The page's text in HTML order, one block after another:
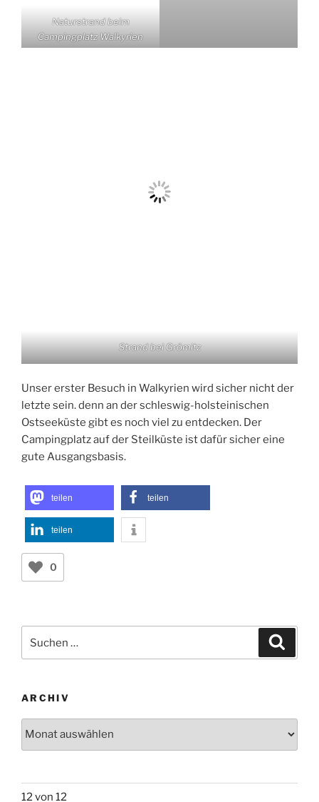
Strand bei Grömitz
teilen
0
nach:
ARCHIV
Archiv
12 von 12
Alter
Balkon
Blechmenagerie